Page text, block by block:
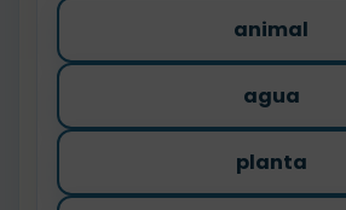
animal
agua
planta